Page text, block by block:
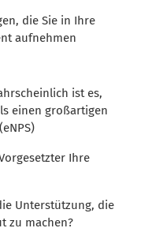
die Sie in Ihre
aufnehmen
ist es,
einen großartigen
Ihre
Unterstützung, die
zu machen?